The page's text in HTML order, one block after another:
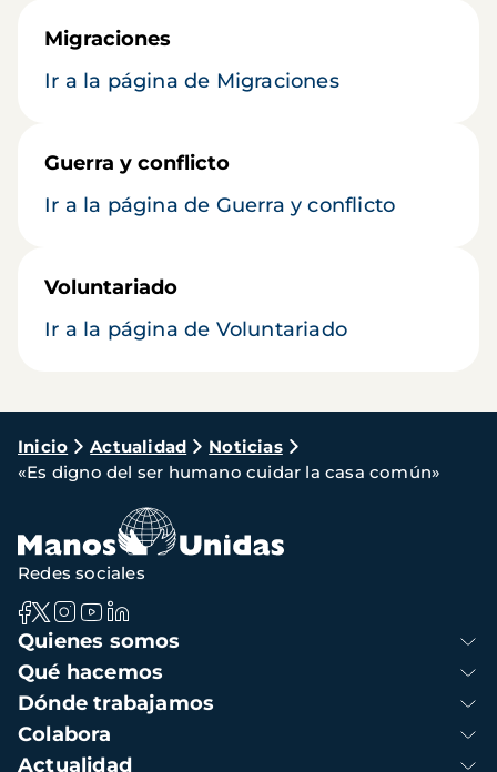
Migraciones
Ir a la página de Migraciones
Guerra y conflicto
Ir a la página de Guerra y conflicto
Voluntariado
Ir a la página de Voluntariado
Ruta
de
navegación
Inicio Actualidad
Noticias
«Es digno del ser humano cuidar la casa común»
Navegación
principal
Quienes somos
Qué hacemos
Dónde trabajamos
Colabora
Actualidad
Redes sociales